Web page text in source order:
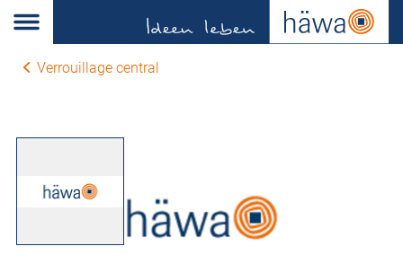
Verrouillage central